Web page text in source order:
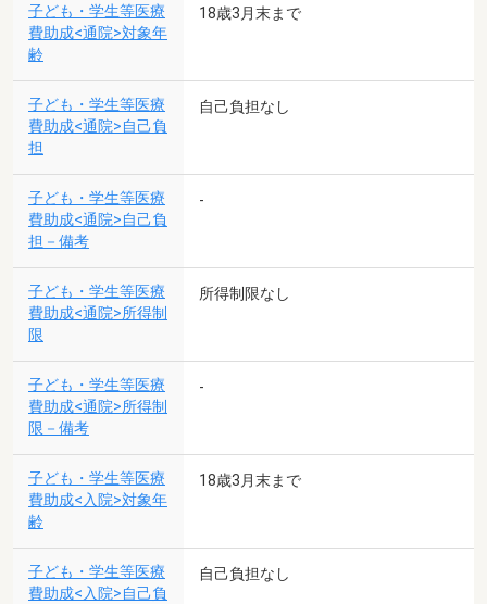
子ども・学生等医療
費助成<通院>対象年
齢
18歳3月末まで
子ども・学生等医療
費助成<通院>自己負
担
自己負担なし
子ども・学生等医療
費助成<通院>自己負
担－備考
-
子ども・学生等医療
費助成<通院>所得制
限
所得制限なし
子ども・学生等医療
費助成<通院>所得制
限－備考
-
子ども・学生等医療
費助成<入院>対象年
齢
18歳3月末まで
子ども・学生等医療
費助成<入院>自己負
自己負担なし